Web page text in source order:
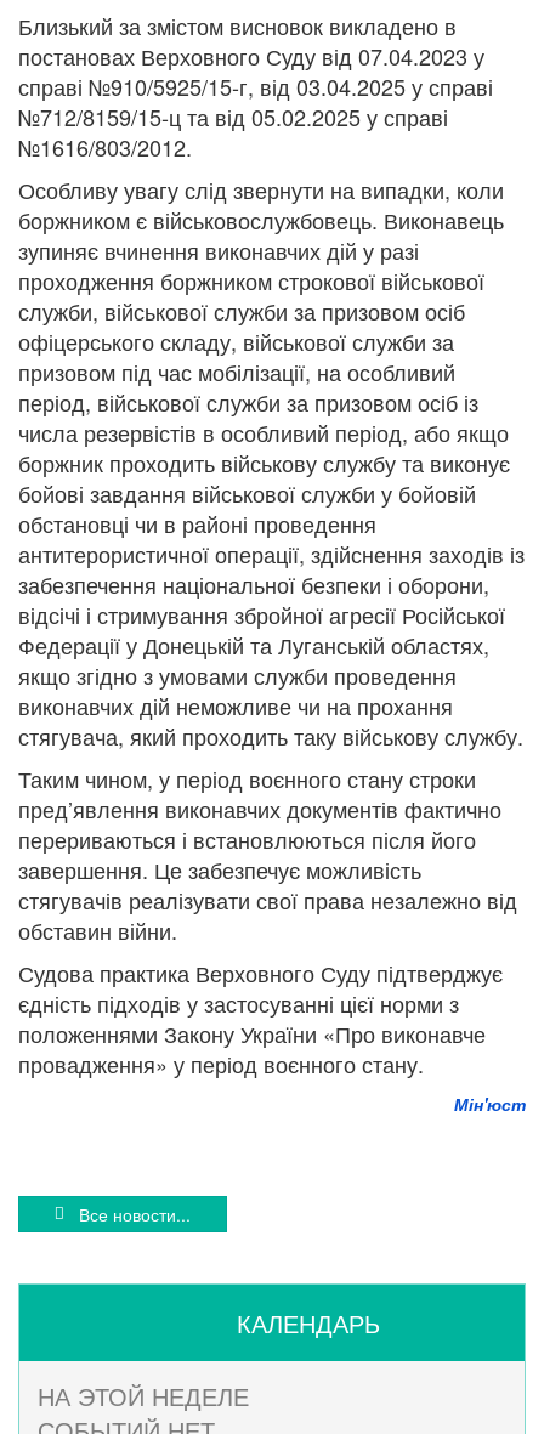
Близький за змістом висновок викладено в
постановах Верховного Суду від 07.04.2023 у
справі №910/5925/15-г, від 03.04.2025 у справі
№712/8159/15-ц та від 05.02.2025 у справі
№1616/803/2012.
Особливу увагу слід звернути на випадки, коли
боржником є військовослужбовець. Виконавець
зупиняє вчинення виконавчих дій у разі
проходження боржником строкової військової
служби, військової служби за призовом осіб
офіцерського складу, військової служби за
призовом під час мобілізації, на особливий
період, військової служби за призовом осіб із
числа резервістів в особливий період, або якщо
боржник проходить військову службу та виконує
бойові завдання військової служби у бойовій
обстановці чи в районі проведення
антитерористичної операції, здійснення заходів із
забезпечення національної безпеки і оборони,
відсічі і стримування збройної агресії Російської
Федерації у Донецькій та Луганській областях,
якщо згідно з умовами служби проведення
виконавчих дій неможливе чи на прохання
стягувача, який проходить таку військову службу.
Таким чином, у період воєнного стану строки
пред’явлення виконавчих документів фактично
перериваються і встановлюються після його
завершення. Це забезпечує можливість
стягувачів реалізувати свої права незалежно від
обставин війни.
Судова практика Верховного Суду підтверджує
єдність підходів у застосуванні цієї норми з
положеннями Закону України «Про виконавче
провадження» у період воєнного стану.
Мін'юст
Все новости...
КАЛЕНДАРЬ
НА ЭТОЙ НЕДЕЛЕ